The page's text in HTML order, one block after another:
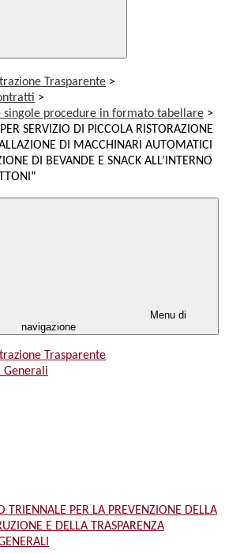
Trasparente >
>
singole procedure in formato tabellare >
SERVIZIO DI PICCOLA RISTORAZIONE
DI MACCHINARI AUTOMATICI
DI BEVANDE E SNACK ALL’INTERNO
Menu di
navigazione
Trasparente
Generali
TRIENNALE PER LA PREVENZIONE DELLA
E DELLA TRASPARENZA